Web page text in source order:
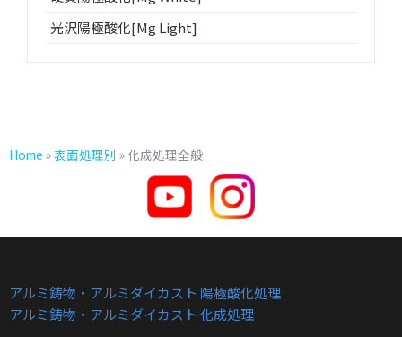
光沢陽極酸化[Mg Light]
Home »表面処理別 »化成処理全般
アルミ鋳物・アルミダイカスト 陽極酸化処理
アルミ鋳物・アルミダイカスト 化成処理